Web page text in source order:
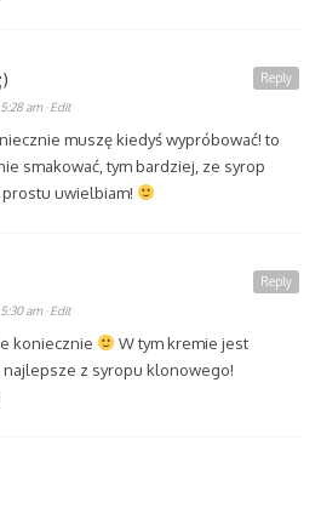
am · Edit
muszę kiedyś wypróbować! to
smakować, tym bardziej, ze syrop
uwielbiam!
Reply
am · Edit
koniecznie
W tym kremie jest
najlepsze z syropu klonowego!
Reply